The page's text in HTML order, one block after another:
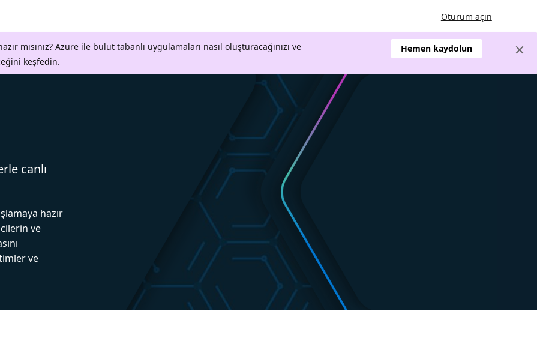
Oturum açın
mısınız? Azure ile bulut tabanlı uygulamaları nasıl oluşturacağınızı ve
keşfedin.
Hemen kaydolun
canlı
hazır
ve
ve